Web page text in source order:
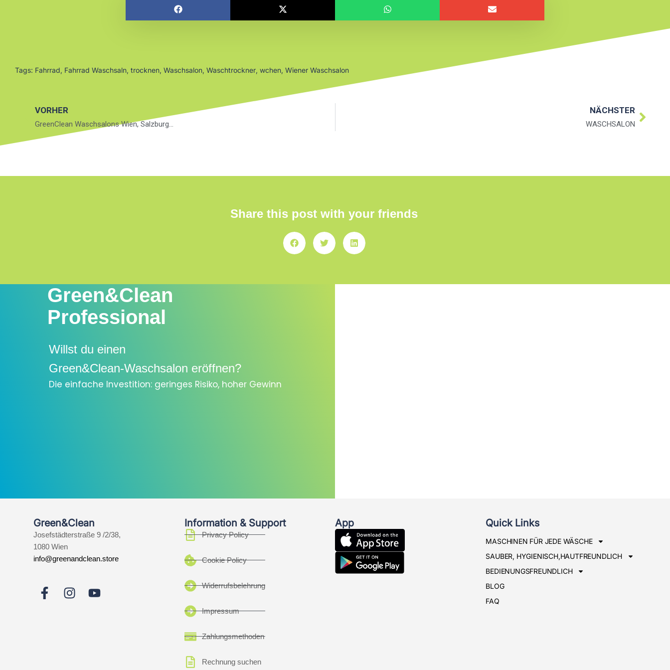
Tags: Fahrrad, Fahrrad Waschsaln, trocknen, Waschsalon, Waschtrockner, wchen, Wiener Waschsalon
VORHER
GreenClean Waschsalons Wien, Salzburg…
NÄCHSTER
WASCHSALON
Share this post with your friends
Green&Clean
Professional
Willst du einen
Green&Clean-Waschsalon eröffnen?
Die einfache Investition: geringes Risiko, hoher Gewinn
Green&Clean
Josefstädterstraße 9 /2/38,
1080 Wien
info@greenandclean.store
Information & Support
Privacy Policy
Cookie Policy
Widerrufsbelehrung
Impressum
Zahlungsmethoden
Rechnung suchen
App Quick Links
MASCHINEN FÜR JEDE WÄSCHE
SAUBER, HYGIENISCH,HAUTFREUNDLICH
BEDIENUNGSFREUNDLICH
BLOG
FAQ